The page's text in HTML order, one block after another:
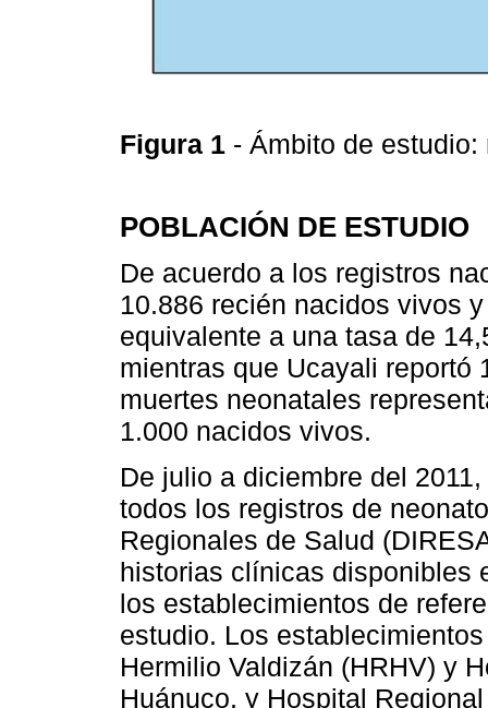
Figura 1 - Ámbito de
POBLACIÓN DE ESTUDIO
De acuerdo a los registros
10.886 recién nacidos vivos
equivalente a una tasa de
mientras que Ucayali reportó
muertes neonatales
1.000 nacidos vivos.
De julio a diciembre del
todos los registros de
Regionales de Salud
historias clínicas disponibles
los establecimientos de
estudio. Los
Hermilio Valdizán (HRHV) y
Huánuco, y Hospital